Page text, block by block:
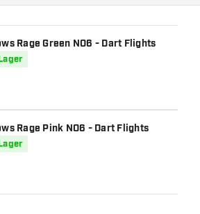
Rage Green NO6 - Dart Flights
Rage Pink NO6 - Dart Flights